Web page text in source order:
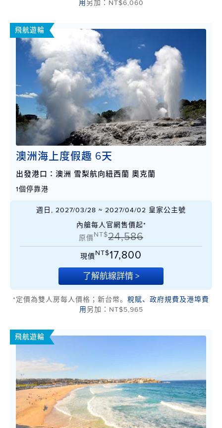
用 另加：NT$6,060
飛航遊輪
澳洲海上度假趣 6天
出發港口：澳洲 雪梨航向紐西蘭 奧克蘭
1個停靠港
週日, 2027/03/28 ~ 2027/04/02 皇家公主號
內艙每人官網售價起*
原價NT$24,586
現價NT$17,800
了解航線詳情 >
*定價為雙人房每人價格；新台幣。 稅賦、政府規費及港埠費
用 另加：NT$5,965
飛航遊輪